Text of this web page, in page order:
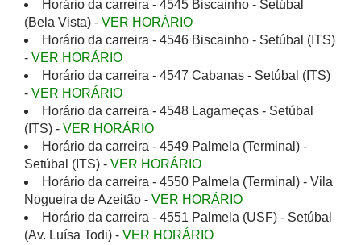
Horário da carreira - 4545 Biscainho - Setúbal
(Bela Vista) - VER HORÁRIO
Horário da carreira - 4546 Biscainho - Setúbal (ITS)
- VER HORÁRIO
Horário da carreira - 4547 Cabanas - Setúbal (ITS)
- VER HORÁRIO
Horário da carreira - 4548 Lagameças - Setúbal
(ITS) - VER HORÁRIO
Horário da carreira - 4549 Palmela (Terminal) -
Setúbal (ITS) - VER HORÁRIO
Horário da carreira - 4550 Palmela (Terminal) - Vila
Nogueira de Azeitão - VER HORÁRIO
Horário da carreira - 4551 Palmela (USF) - Setúbal
(Av. Luísa Todi) - VER HORÁRIO